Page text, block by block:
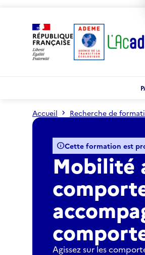
Accueil Recherche de
Mobilité au quotidien : faire
infoCette formation est
Mobilité
Agissez sur les